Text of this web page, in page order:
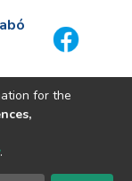
for the
.